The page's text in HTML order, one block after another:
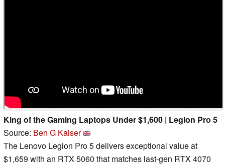
King of the Gaming Laptops Under $1,600 | Legion Pro 5
Source: Ben G Kaiser
The Lenovo Legion Pro 5 delivers exceptional value at
$1,659 with an RTX 5060 that matches last-gen RTX 4070